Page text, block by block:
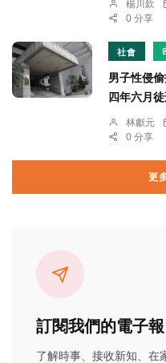
楊川欽
0 分享
社會
男子性侵
四年六月徒
林獻元
0 分享
更
訂閱我們的電子報
了解時事、接收新知、在